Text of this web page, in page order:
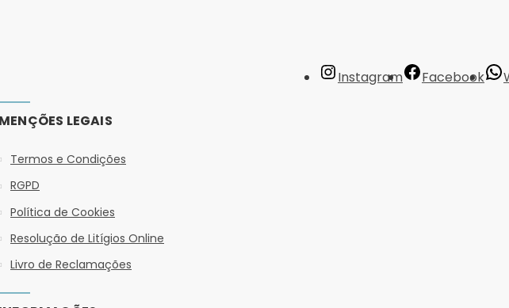
Instagram Facebook
LEGAIS
Termos e Condições
RGPD
Política de Cookies
Resolução de Litígios Online
Livro de Reclamações